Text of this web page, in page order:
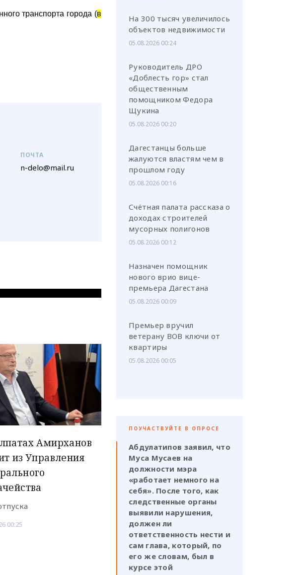
транспорта города (в
ПОЧТА
n-delo@mail.ru
Амирханов
из Управления
00:25
На 300 тысяч увеличилось
объектов недвижимости
05.08.2026 00:24
Руководитель ДРО
«Доблесть гор» стал
общественным
помощником Федора
Щукина
05.08.2026 00:20
Дагестанцы больше
жалуются властям чем в
прошлом году
05.08.2026 00:16
Счётная палата рассказа о
доходах строителей
мусорных полигонов
05.08.2026 00:12
Назначен помощник
нового врио вице-
премьера Дагестана
05.08.2026 00:09
Премьер вручил
ветерану ВОВ ключи от
квартиры
05.08.2026 00:05
ПОУЧАСТВУЙТЕ В ОПРОСЕ
Абдулатипов заявил, что
Муса Мусаев на
должности мэра
«работает немного на
себя». После того, как
следственные органы
выявили нарушения,
должен ли
ответственность нести и
сам глава, который, по
его же словам, был в
курсе этой